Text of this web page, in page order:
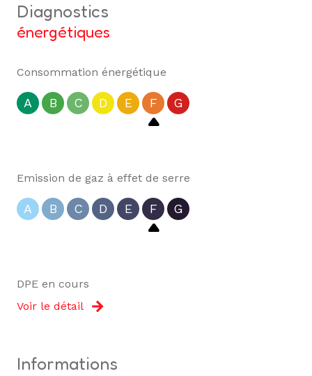
diagnostics
énergétiques
Consommation énergétique
A B C D E F G
Emission de gaz à effet de serre
A B C D E F G
DPE en cours
Voir le détail
informations